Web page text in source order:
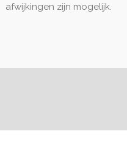
afwijkingen zijn mogelijk.